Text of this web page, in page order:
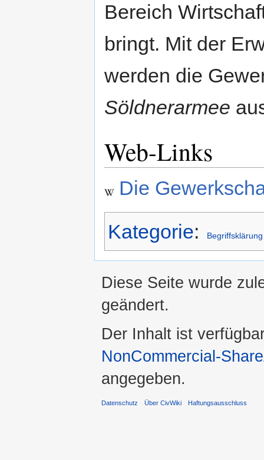
Bereich
bringt. Mit der
werden die
Söldnerarmee
Web-Links
Die
Kategorie: Begriffsklärung
Diese Seite wurde
geändert.
Der Inhalt ist
NonCommercial-
angegeben.
Datenschutz Über CivWiki Haftungsausschluss